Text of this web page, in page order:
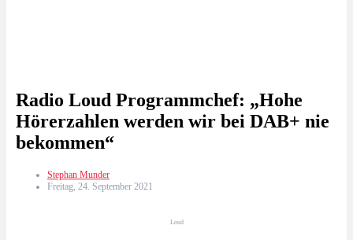
Radio Loud Programmchef: „Hohe
Hörerzahlen werden wir bei DAB+ nie
bekommen“
Stephan Munder
Freitag, 24. September 2021
Loud